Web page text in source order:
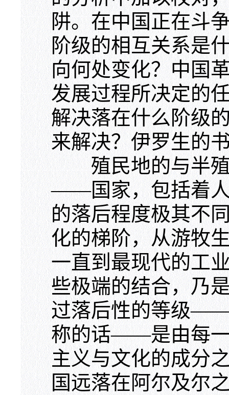
阱。在中国正在斗
阶级的相互关系是
向何处变化？中国
发展过程所决定的
解决落在什么阶级
来解决？伊罗生的
殖民地的与半殖
——国家，包括着人
的落后程度极其不
化的梯阶，从游牧
一直到最现代的工
些极端的结合，乃
过落后性的等级——
称的话——是由每一
主义与文化的成分
国远落在阿尔及尔